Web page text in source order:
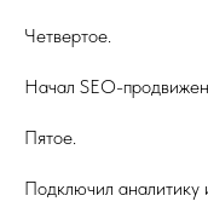
Четвертое.
Начал SEO-
Пятое.
Подключил аналитику